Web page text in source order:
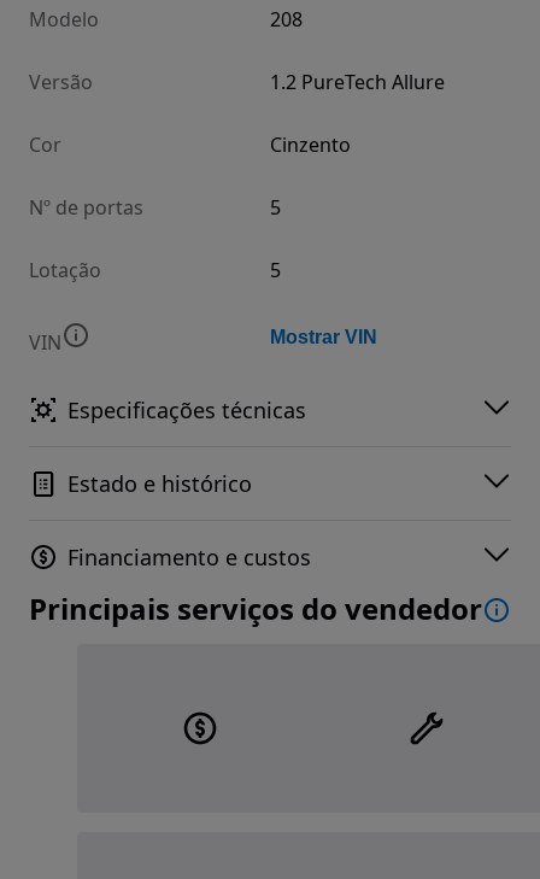
Modelo 208
Versão 1.2 PureTech Allure
Cor Cinzento
Nº de portas 5
Lotação 5
VIN Mostrar VIN
Especificações técnicas
Estado e histórico
Financiamento e custos
Principais serviços do vendedor